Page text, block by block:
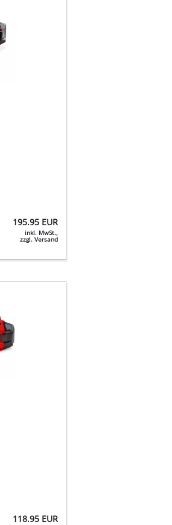
195.95 EUR
inkl. MwSt.,
zzgl. Versand
118.95 EUR